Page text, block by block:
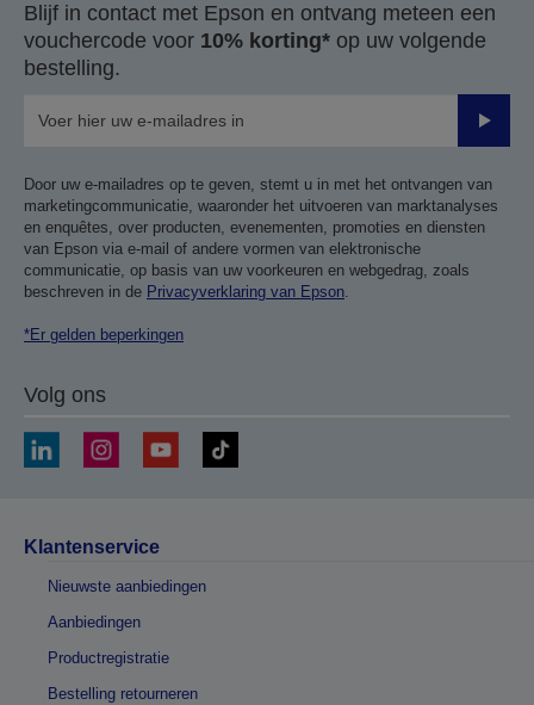
Blijf in contact met Epson en ontvang meteen een
vouchercode voor 10% korting* op uw volgende
bestelling.
Door uw e-mailadres op te geven, stemt u in met het ontvangen van
marketingcommunicatie, waaronder het uitvoeren van marktanalyses
en enquêtes, over producten, evenementen, promoties en diensten
van Epson via e-mail of andere vormen van elektronische
communicatie, op basis van uw voorkeuren en webgedrag, zoals
beschreven in de Privacyverklaring van Epson.
*Er gelden beperkingen
Volg ons
Klantenservice
Nieuwste aanbiedingen
Aanbiedingen
Productregistratie
Bestelling retourneren